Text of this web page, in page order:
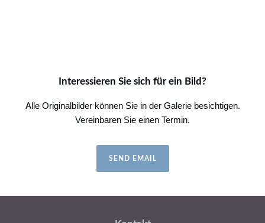
Interessieren Sie sich für ein Bild?
Alle Originalbilder können Sie in der Galerie besichtigen.
Vereinbaren Sie einen Termin.
SEND EMAIL